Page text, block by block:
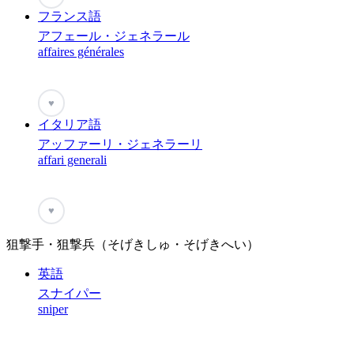
フランス語
アフェール・ジェネラール
affaires générales
♥
イタリア語
アッファーリ・ジェネラーリ
affari generali
♥
狙撃手・狙撃兵（そげきしゅ・そげきへい）
英語
スナイパー
sniper